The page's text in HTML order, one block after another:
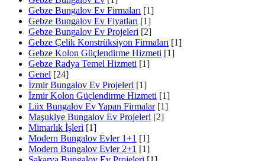
Gebze Bungalov Ev Firmaları [1]
Gebze Bungalov Ev Fiyatları [1]
Gebze Bungalov Ev Projeleri [2]
Gebze Çelik Konstrüksiyon Firmaları [1]
Gebze Kolon Güçlendirme Hizmeti [1]
Gebze Radya Temel Hizmeti [1]
Genel [24]
İzmir Bungalov Ev Projeleri [1]
İzmir Kolon Güçlendirme Hizmeti [1]
Lüx Bungalov Ev Yapan Firmalar [1]
Maşukiye Bungalov Ev Projeleri [2]
Mimarlık İşleri [1]
Modern Bungalov Evler 1+1 [1]
Modern Bungalov Evler 2+1 [1]